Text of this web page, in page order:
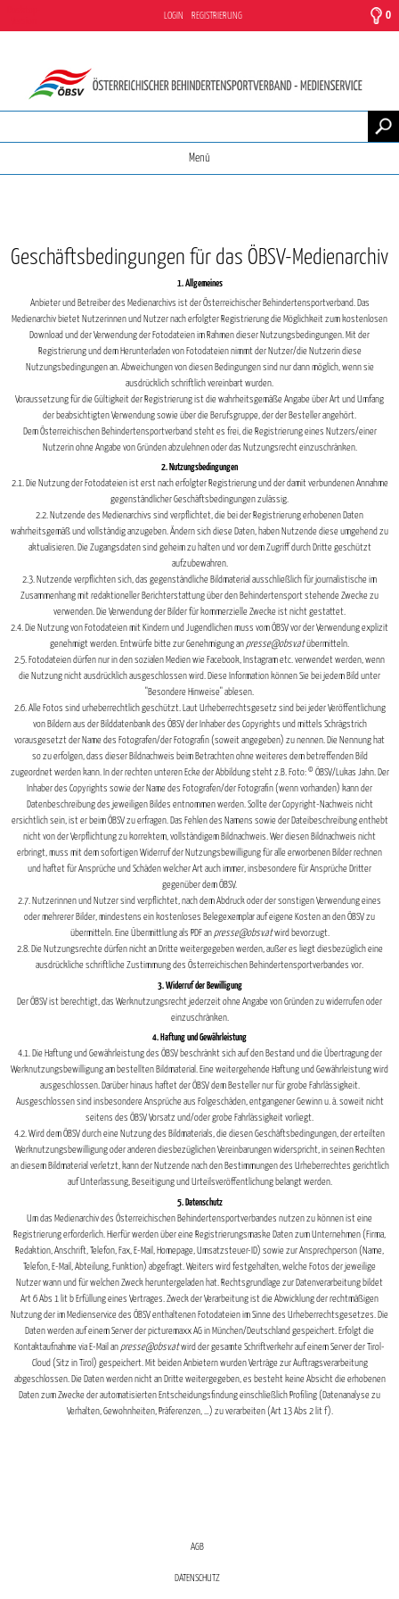
LOGIN REGISTRIERUNG 0
Menü
Geschäftsbedingungen für das ÖBSV-Medienarchiv
1. Allgemeines
Anbieter und Betreiber des Medienarchivs ist der Österreichischer Behindertensportverband. Das
Medienarchiv bietet Nutzerinnen und Nutzer nach erfolgter Registrierung die Möglichkeit zum kostenlosen
Download und der Verwendung der Fotodateien im Rahmen dieser Nutzungsbedingungen. Mit der
Registrierung und dem Herunterladen von Fotodateien nimmt der Nutzer/die Nutzerin diese
Nutzungsbedingungen an. Abweichungen von diesen Bedingungen sind nur dann möglich, wenn sie
ausdrücklich schriftlich vereinbart wurden.
Voraussetzung für die Gültigkeit der Registrierung ist die wahrheitsgemäße Angabe über Art und Umfang
der beabsichtigten Verwendung sowie über die Berufsgruppe, der der Besteller angehört.
Dem Österreichischen Behindertensportverband steht es frei, die Registrierung eines Nutzers/einer
Nutzerin ohne Angabe von Gründen abzulehnen oder das Nutzungsrecht einzuschränken.
2. Nutzungsbedingungen
2.1. Die Nutzung der Fotodateien ist erst nach erfolgter Registrierung und der damit verbundenen Annahme
gegenständlicher Geschäftsbedingungen zulässig.
2.2. Nutzende des Medienarchivs sind verpflichtet, die bei der Registrierung erhobenen Daten
wahrheitsgemäß und vollständig anzugeben. Ändern sich diese Daten, haben Nutzende diese umgehend zu
aktualisieren. Die Zugangsdaten sind geheim zu halten und vor dem Zugriff durch Dritte geschützt
aufzubewahren.
2.3. Nutzende verpflichten sich, das gegenständliche Bildmaterial ausschließlich für journalistische im
Zusammenhang mit redaktioneller Berichterstattung über den Behindertensport stehende Zwecke zu
verwenden. Die Verwendung der Bilder für kommerzielle Zwecke ist nicht gestattet.
2.4. Die Nutzung von Fotodateien mit Kindern und Jugendlichen muss vom ÖBSV vor der Verwendung explizit
genehmigt werden. Entwürfe bitte zur Genehmigung anpresse@obsv.atübermitteln.
2.5. Fotodateien dürfen nur in den sozialen Medien wie Facebook, Instagram etc. verwendet werden, wenn
die Nutzung nicht ausdrücklich ausgeschlossen wird. Diese Information können Sie bei jedem Bild unter
"Besondere Hinweise" ablesen.
2.6. Alle Fotos sind urheberrechtlich geschützt. Laut Urheberrechtsgesetz sind bei jeder Veröffentlichung
von Bildern aus der Bilddatenbank des ÖBSV der Inhaber des Copyrights und mittels Schrägstrich
vorausgesetzt der Name des Fotografen/der Fotografin (soweit angegeben) zu nennen. Die Nennung hat
so zu erfolgen, dass dieser Bildnachweis beim Betrachten ohne weiteres dem betreffenden Bild
zugeordnet werden kann. In der rechten unteren Ecke der Abbildung steht z.B. Foto: © ÖBSV/Lukas Jahn. Der
Inhaber des Copyrights sowie der Name des Fotografen/der Fotografin (wenn vorhanden) kann der
Datenbeschreibung des jeweiligen Bildes entnommen werden. Sollte der Copyright-Nachweis nicht
ersichtlich sein, ist er beim ÖBSV zu erfragen. Das Fehlen des Namens sowie der Dateibeschreibung enthebt
nicht von der Verpflichtung zu korrektem, vollständigem Bildnachweis. Wer diesen Bildnachweis nicht
erbringt, muss mit dem sofortigen Widerruf der Nutzungsbewilligung für alle erworbenen Bilder rechnen
und haftet für Ansprüche und Schäden welcher Art auch immer, insbesondere für Ansprüche Dritter
gegenüber dem ÖBSV.
2.7. Nutzerinnen und Nutzer sind verpflichtet, nach dem Abdruck oder der sonstigen Verwendung eines
oder mehrerer Bilder, mindestens ein kostenloses Belegexemplar auf eigene Kosten an den ÖBSV zu
übermitteln. Eine Übermittlung als PDF anpresse@obsv.atwird bevorzugt.
2.8. Die Nutzungsrechte dürfen nicht an Dritte weitergegeben werden, außer es liegt diesbezüglich eine
ausdrückliche schriftliche Zustimmung des Österreichischen Behindertensportverbandes vor.
3. Widerruf der Bewilligung
Der ÖBSV ist berechtigt, das Werknutzungsrecht jederzeit ohne Angabe von Gründen zu widerrufen oder
einzuschränken.
4. Haftung und Gewährleistung
4.1. Die Haftung und Gewährleistung des ÖBSV beschränkt sich auf den Bestand und die Übertragung der
Werknutzungsbewilligung am bestellten Bildmaterial. Eine weitergehende Haftung und Gewährleistung wird
ausgeschlossen. Darüber hinaus haftet der ÖBSV dem Besteller nur für grobe Fahrlässigkeit.
Ausgeschlossen sind insbesondere Ansprüche aus Folgeschäden, entgangener Gewinn u. ä. soweit nicht
seitens des ÖBSV Vorsatz und/oder grobe Fahrlässigkeit vorliegt.
4.2. Wird dem ÖBSV durch eine Nutzung des Bildmaterials, die diesen Geschäftsbedingungen, der erteilten
Werknutzungsbewilligung oder anderen diesbezüglichen Vereinbarungen widerspricht, in seinen Rechten
an diesem Bildmaterial verletzt, kann der Nutzende nach den Bestimmungen des Urheberrechtes gerichtlich
auf Unterlassung, Beseitigung und Urteilsveröffentlichung belangt werden.
5. Datenschutz
Um das Medienarchiv des Österreichischen Behindertensportverbandes nutzen zu können ist eine
Registrierung erforderlich. Hierfür werden über eine Registrierungsmaske Daten zum Unternehmen (Firma,
Redaktion, Anschrift, Telefon, Fax, E-Mail, Homepage, Umsatzsteuer-ID) sowie zur Ansprechperson (Name,
Telefon, E-Mail, Abteilung, Funktion) abgefragt. Weiters wird festgehalten, welche Fotos der jeweilige
Nutzer wann und für welchen Zweck heruntergeladen hat. Rechtsgrundlage zur Datenverarbeitung bildet
Art 6 Abs 1 lit b Erfüllung eines Vertrages. Zweck der Verarbeitung ist die Abwicklung der rechtmäßigen
Nutzung der im Medienservice des ÖBSV enthaltenen Fotodateien im Sinne des Urheberrechtsgesetzes. Die
Daten werden auf einem Server der picturemaxx AG in München/Deutschland gespeichert. Erfolgt die
Kontaktaufnahme via E-Mail an presse@obsv.atwird der gesamte Schriftverkehr auf einem Server der Tirol-
Cloud (Sitz in Tirol) gespeichert. Mit beiden Anbietern wurden Verträge zur Auftragsverarbeitung
abgeschlossen. Die Daten werden nicht an Dritte weitergegeben, es besteht keine Absicht die erhobenen
Daten zum Zwecke der automatisierten Entscheidungsfindung einschließlich Profiling (Datenanalyse zu
Verhalten, Gewohnheiten, Präferenzen, …) zu verarbeiten (Art 13 Abs 2 lit f).
AGB
DATENSCHUTZ